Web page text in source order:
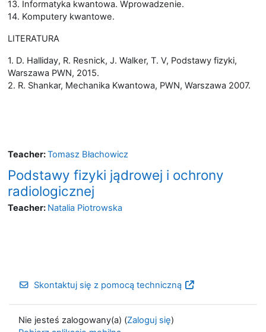
13. Informatyka kwantowa. Wprowadzenie.
14. Komputery kwantowe.
LITERATURA
1. D. Halliday, R. Resnick, J. Walker, T. V, Podstawy fizyki,
Warszawa PWN, 2015.
2. R. Shankar, Mechanika Kwantowa, PWN, Warszawa 2007.
Teacher:Tomasz Błachowicz
Podstawy fizyki jądrowej i ochrony
radiologicznej
Teacher: Natalia Piotrowska
Skontaktuj się z pomocą techniczną
Nie jesteś zalogowany(a) (Zaloguj się)